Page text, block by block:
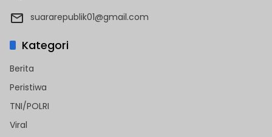
suararepublik01@gmail.com
Kategori
Berita
Peristiwa
TNI/POLRI
Viral